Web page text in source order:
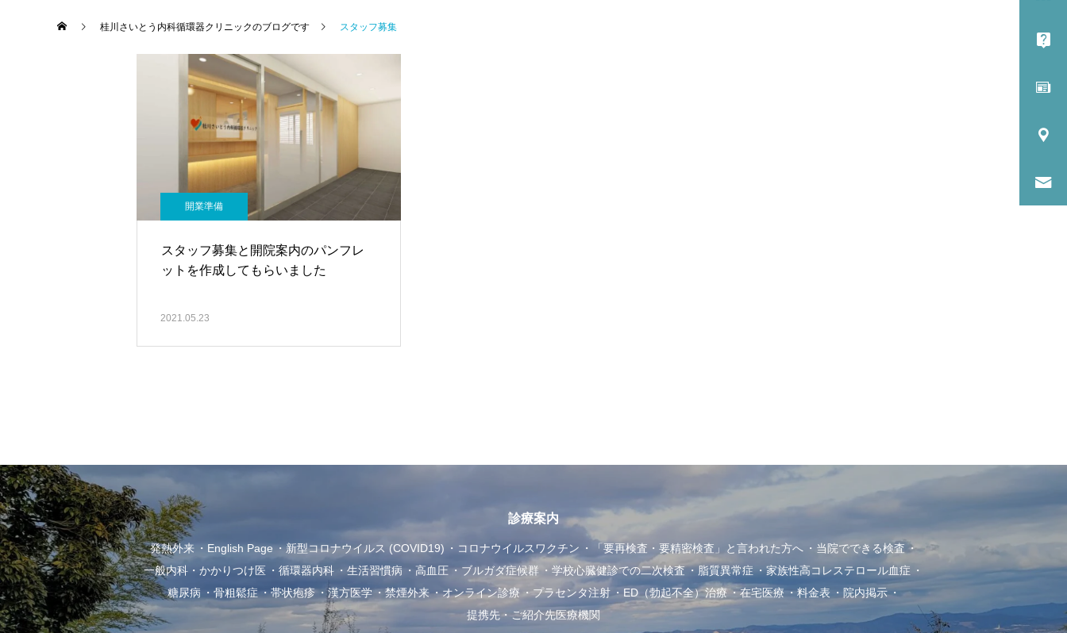
桂川さいとう内科循環器クリニックのブログです スタッフ募集
開業準備
スタッフ募集と開院案内のパンフレ
ットを作成してもらいました
2021.05.23
診療案内
発熱外来 English Page 新型コロナウイルス (COVID19) コロナウイルスワクチン 「要再検査・要精密検査」と言われた方へ
当院でできる検査
一般内科・かかりつけ医
循環器内科 生活習慣病 高血圧 ブルガダ症候群 学校心臓健診での二次検査 脂質異常症
家族性高コレステロール血症
糖尿病
骨粗鬆症 帯状疱疹 漢方医学 禁煙外来 オンライン診療 プラセンタ注射 ED（勃起不全）治療 在宅医療 料金表
院内掲示
提携先・ご紹介先医療機関